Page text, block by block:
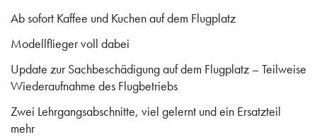
Ab sofort Kaffee und Kuchen auf dem Flugplatz
Modellflieger voll dabei
Update zur Sachbeschädigung auf dem Flugplatz – Teilweise
Wiederaufnahme des Flugbetriebs
Zwei Lehrgangsabschnitte, viel gelernt und ein Ersatzteil
mehr